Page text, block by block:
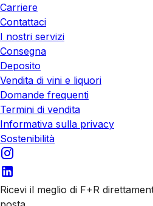
Carriere
Contattaci
I nostri servizi
Consegna
Deposito
Vendita di vini e liquori
Domande frequenti
Termini di vendita
Informativa sulla privacy
Sostenibilità
Ricevi il meglio di F+R